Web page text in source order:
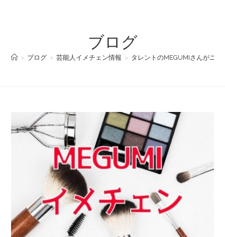
ブログ
> ブログ > 芸能人イメチェン情報 > タレントのMEGUMIさんがニ